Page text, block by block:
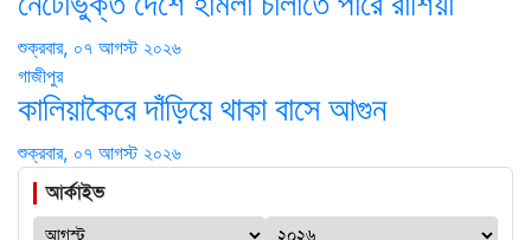
শুক্রবার, ০৭ আগস্ট ২০২৬
গাজীপুর
কালিয়াকৈরে দাঁড়িয়ে থাকা বাসে আগুন
শুক্রবার, ০৭ আগস্ট ২০২৬
আর্কাইভ